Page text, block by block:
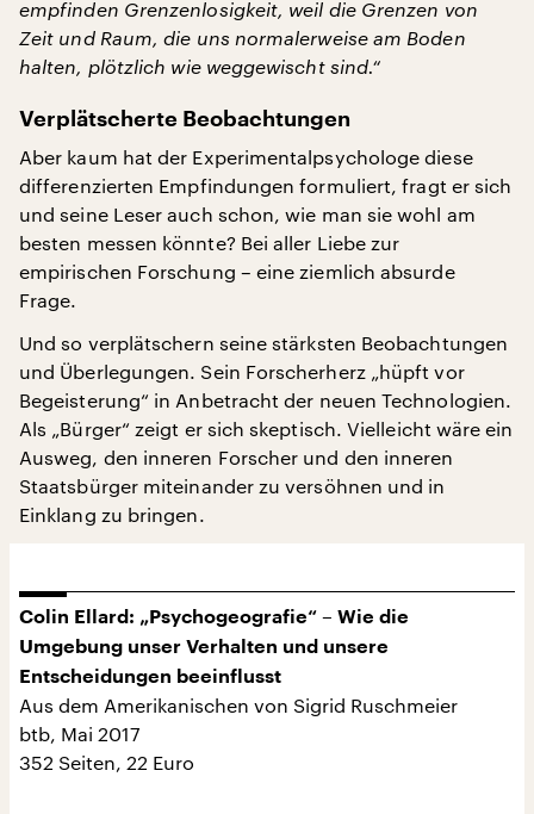
empfinden Grenzenlosigkeit, weil die Grenzen von
Zeit und Raum, die uns normalerweise am Boden
halten, plötzlich wie weggewischt sind.“
Verplätscherte Beobachtungen
Aber kaum hat der Experimentalpsychologe diese
differenzierten Empfindungen formuliert, fragt er sich
und seine Leser auch schon, wie man sie wohl am
besten messen könnte? Bei aller Liebe zur
empirischen Forschung – eine ziemlich absurde
Frage.
Und so verplätschern seine stärksten Beobachtungen
und Überlegungen. Sein Forscherherz „hüpft vor
Begeisterung“ in Anbetracht der neuen Technologien.
Als „Bürger“ zeigt er sich skeptisch. Vielleicht wäre ein
Ausweg, den inneren Forscher und den inneren
Staatsbürger miteinander zu versöhnen und in
Einklang zu bringen.
Colin Ellard: „Psychogeografie“ – Wie die
Umgebung unser Verhalten und unsere
Entscheidungen beeinflusst
Aus dem Amerikanischen von Sigrid Ruschmeier
btb, Mai 2017
352 Seiten, 22 Euro